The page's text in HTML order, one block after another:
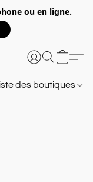
ou en ligne.
des boutiques